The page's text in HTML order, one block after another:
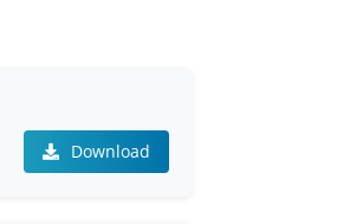
Download